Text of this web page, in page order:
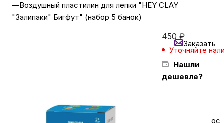
Фототехника
Красота и здоровье
—Воздушный пластилин для лепки "HEY CLAY
"Залипаки" Бигфут" (набор 5 банок)
450 ₽
Уточняйте
Нашли
дешевле?
Заказать
Задайте вопрос